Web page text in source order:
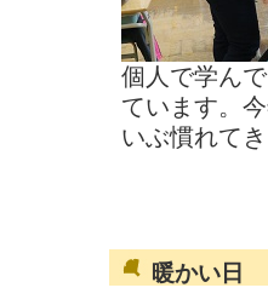
個人で学ん
ています。
いぶ慣れてき
暖かい日